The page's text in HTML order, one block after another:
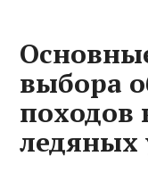
выбора
походов
ледяных